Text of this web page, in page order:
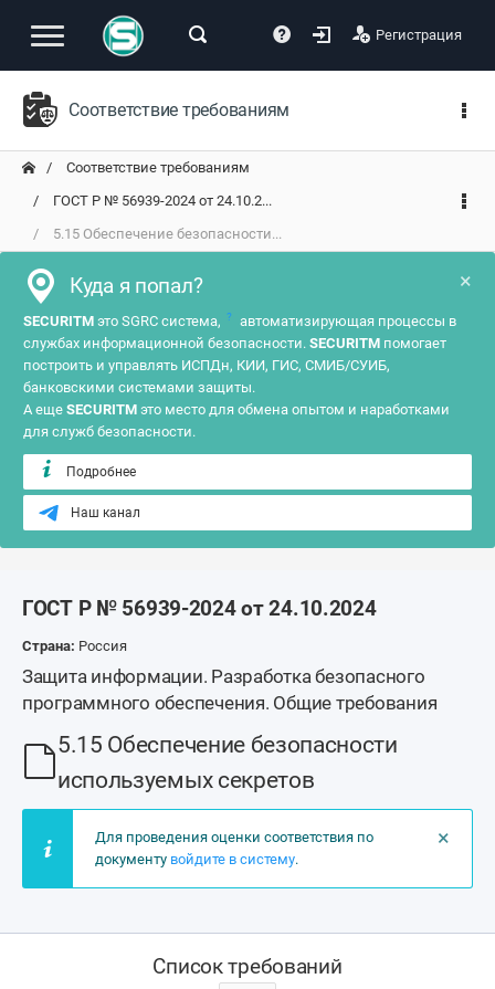
Регистрация
Соответствие требованиям
Соответствие требованиям
ГОСТ Р № 56939-2024 от 24.10.2...
5.15 Обеспечение безопасности...
×
Куда я попал?
SECURITM это SGRC система, ?
автоматизирующая процессы в
службах информационной безопасности. SECURITM помогает
построить и управлять ИСПДн, КИИ, ГИС, СМИБ/СУИБ,
банковскими системами защиты.
А еще SECURITM это место для обмена опытом и наработками
для служб безопасности.
Подробнее
Наш канал
ГОСТ Р № 56939-2024 от 24.10.2024
Страна: Россия
Защита информации. Разработка безопасного
программного обеспечения. Общие требования
5.15 Обеспечение безопасности
используемых секретов
×
Для проведения оценки соответствия по
документу войдите в систему.
Список требований